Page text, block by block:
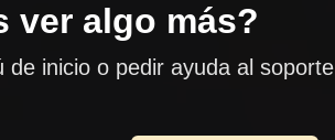
ver algo más?
de inicio o pedir ayuda al soporte